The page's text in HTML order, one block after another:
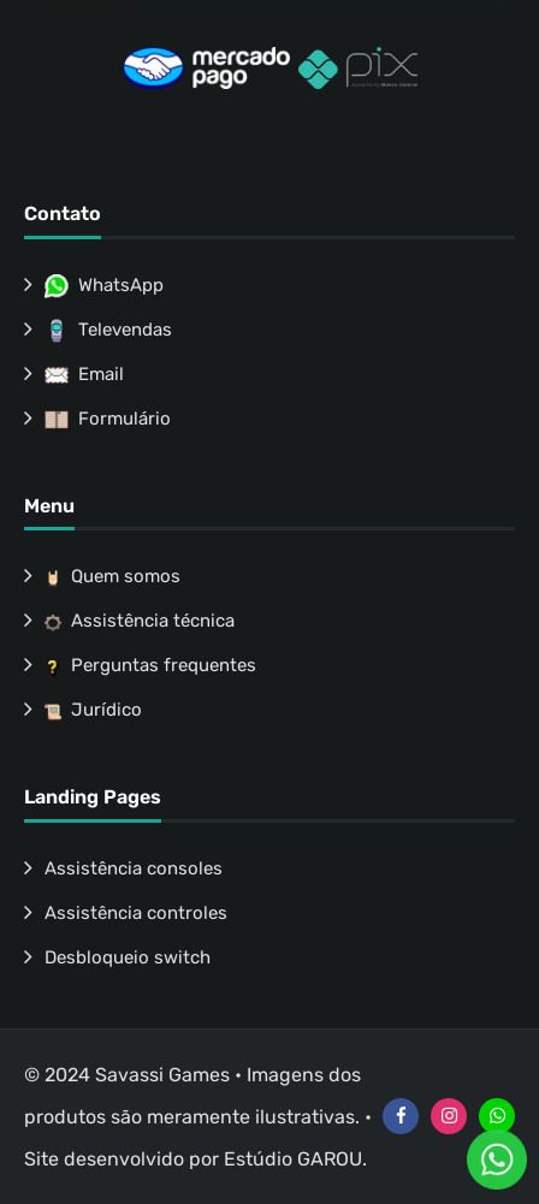
Contato
WhatsApp
Televendas
Email
Formulário
Menu
Quem somos
Assistência técnica
Perguntas frequentes
Jurídico
Landing Pages
Assistência consoles
Assistência controles
Desbloqueio switch
© 2024 Savassi Games • Imagens dos
produtos são meramente ilustrativas. •
Site desenvolvido por Estúdio GAROU.